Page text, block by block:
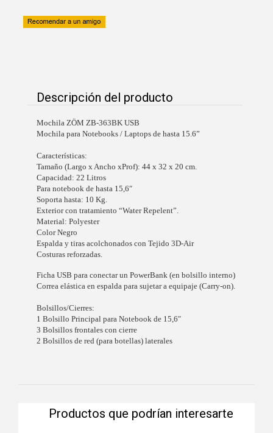
Descripción del producto
Mochila ZÖM ZB-363BK USB
Mochila para Notebooks / Laptops de hasta 15.6”
Características:
Tamaño (Largo x Ancho xProf): 44 x 32 x 20 cm.
Capacidad: 22 Litros
Para notebook de hasta 15,6″
Soporta hasta: 10 Kg.
Exterior con tratamiento “Water Repelent”.
Material: Polyester
Color Negro
Espalda y tiras acolchonados con Tejido 3D-Air
Costuras reforzadas.
Ficha USB para conectar un PowerBank (en bolsillo interno)
Correa elástica en espalda para sujetar a equipaje (Carry-on).
Bolsillos/Cierres:
1 Bolsillo Principal para Notebook de 15,6″
3 Bolsillos frontales con cierre
2 Bolsillos de red (para botellas) laterales
Productos que podrían interesarte